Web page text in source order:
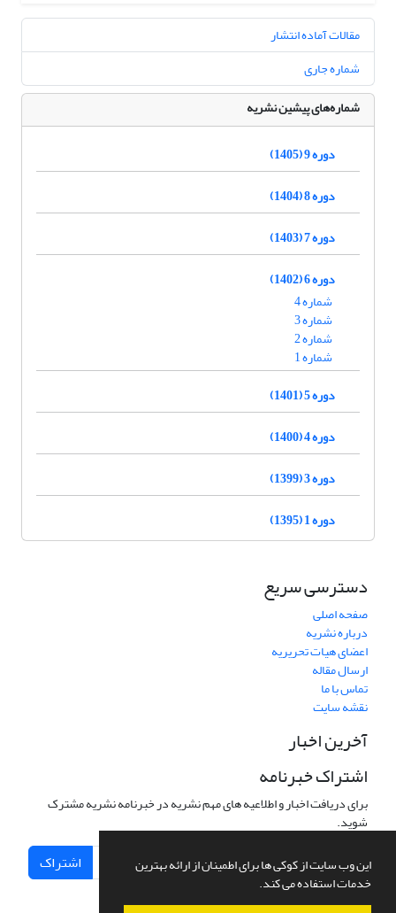
این وب سایت از کوکی ها برای اطمینان از ارائه بهترین
خدمات استفاده می کند.
مقالات آماده انتشار
شماره جاری
شماره‌های پیشین نشریه
دوره 9 (1405)
دوره 8 (1404)
دوره 7 (1403)
دوره 6 (1402)
شماره 4
شماره 3
شماره 2
شماره 1
دوره 5 (1401)
دوره 4 (1400)
دوره 3 (1399)
دوره 1 (1395)
دسترسی سریع
صفحه اصلی
درباره نشریه
اعضای هیات تحریریه
ارسال مقاله
تماس با ما
نقشه سایت
آخرین اخبار
اشتراک خبرنامه
برای دریافت اخبار و اطلاعیه های مهم نشریه در خبرنامه نشریه مشترک
شوید.
اشتراک